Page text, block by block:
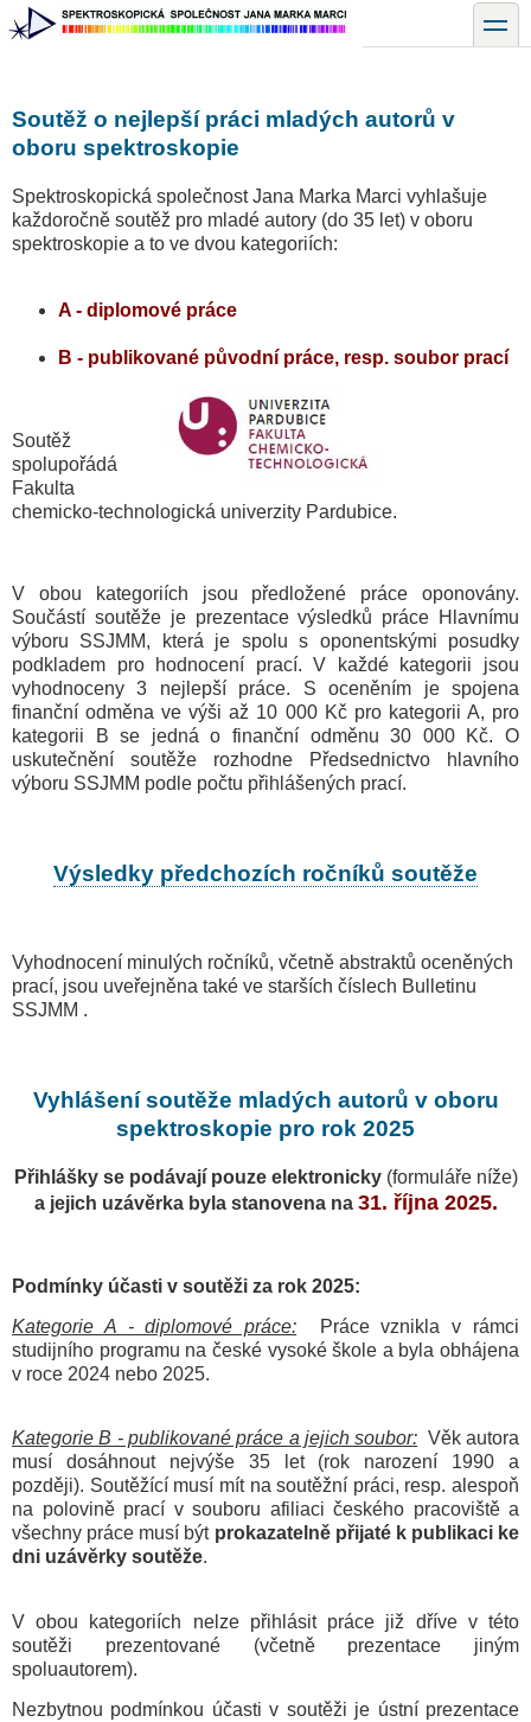
Přejít
k
toggle
Soutěž o nejlepší práci mladých autorů v
oboru spektroskopie
Spektroskopická společnost Jana Marka Marci vyhlašuje
každoročně soutěž pro mladé autory (do 35 let) v oboru
spektroskopie a to ve dvou kategoriích:
A - diplomové práce
B - publikované původní práce, resp. soubor prací
Soutěž
spolupořádá
Fakulta
chemicko-technologická univerzity Pardubice.
V obou kategoriích jsou předložené práce oponovány.
Součástí soutěže je prezentace výsledků práce Hlavnímu
výboru SSJMM, která je spolu s oponentskými posudky
podkladem pro hodnocení prací. V každé kategorii jsou
vyhodnoceny 3 nejlepší práce. S oceněním je spojena
finanční odměna ve výši až 10 000 Kč pro kategorii A, pro
kategorii B se jedná o finanční odměnu 30 000 Kč. O
uskutečnění soutěže rozhodne Předsednictvo hlavního
výboru SSJMM podle počtu přihlášených prací.
Výsledky předchozích ročníků soutěže
Vyhodnocení minulých ročníků, včetně abstraktů oceněných
prací, jsou uveřejněna také ve starších číslech Bulletinu
SSJMM .
Vyhlášení soutěže mladých autorů v oboru
spektroskopie pro rok 2025
Přihlášky se podávají pouze elektronicky (formuláře níže)
a jejich uzávěrka byla stanovena na 31. října 2025.
Podmínky účasti v soutěži za rok 2025:
Kategorie A - diplomové práce:
Práce vznikla v rámci
studijního programu na české vysoké škole a byla obhájena
v roce 2024 nebo 2025.
Kategorie B - publikované práce a jejich soubor: Věk autora
musí dosáhnout nejvýše 35 let (rok narození 1990 a
později). Soutěžící musí mít na soutěžní práci, resp. alespoň
na polovině prací v souboru afiliaci českého pracoviště a
všechny práce musí být prokazatelně přijaté k publikaci ke
dni uzávěrky soutěže.
V obou kategoriích nelze přihlásit práce již dříve v této
soutěži prezentované (včetně prezentace jiným
spoluautorem).
Nezbytnou podmínkou účasti v soutěži je ústní prezentace